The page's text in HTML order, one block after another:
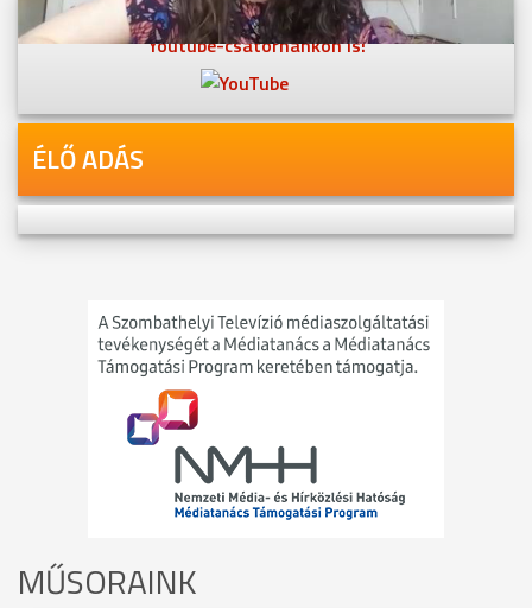
Videóink megtekinthetőek
Youtube-csatornánkon is!
ÉLŐ ADÁS
MŰSORAINK